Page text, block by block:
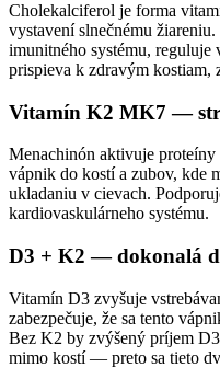
Cholekalciferol je forma
vystavení slnečnému
imunitného systému, reguluje
prispieva k zdravým kostiam,
Vitamín K2 MK7 —
Menachinón aktivuje
vápnik do kostí a zubov, kde
ukladaniu v cievach.
kardiovaskulárneho systému.
D3 + K2 — dokonalá
Vitamín D3 zvyšuje
zabezpečuje, že sa tento
Bez K2 by zvýšený príjem
mimo kostí — preto sa tieto